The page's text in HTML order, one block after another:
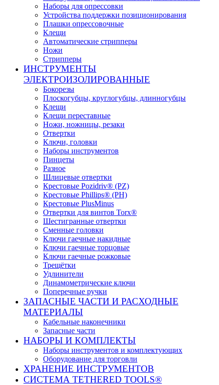
Наборы для опрессовки
Устройства поддержки позиционирования
Плашки опрессовочные
Клещи
Автоматические стрипперы
Ножи
Стрипперы
ИНСТРУМЕНТЫ
ЭЛЕКТРОИЗОЛИРОВАННЫЕ
Бокорезы
Плоскогубцы, круглогубцы, длинногубцы
Клещи
Клещи переставные
Ножи, ножницы, резаки
Отвертки
Ключи, головки
Наборы инструментов
Пинцеты
Разное
Шлицевые отвертки
Крестовые Pozidriv® (PZ)
Крестовые Phillips® (PH)
Крестовые PlusMinus
Отвертки для винтов Torx®
Шестигранные отвертки
Сменные головки
Ключи гаечные накидные
Ключи гаечные торцовые
Ключи гаечные рожковые
Трещётки
Удлинители
Динамометрические ключи
Поперечные ручки
ЗАПАСНЫЕ ЧАСТИ И РАСХОДНЫЕ
МАТЕРИАЛЫ
Кабельные наконечники
Запасные части
НАБОРЫ И КОМПЛЕКТЫ
Наборы инструментов и комплектующих
Оборудование для торговли
ХРАНЕНИЕ ИНС­ТРУ­МЕН­ТОВ
СИСТЕМА TETHERED TOOLS®